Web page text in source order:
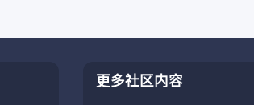
更多社区内容